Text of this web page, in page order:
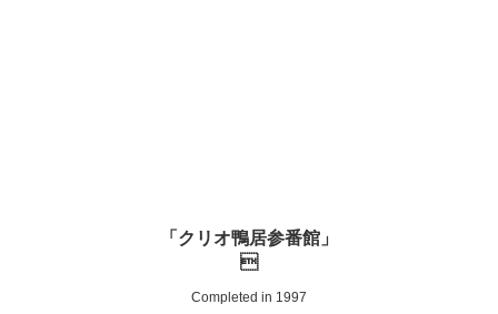
「クリオ鴨居参番館」

Completed in 1997